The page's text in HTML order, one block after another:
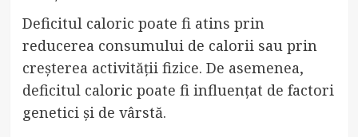
Deficitul caloric poate fi atins prin
reducerea consumului de calorii sau prin
creșterea activității fizice. De asemenea,
deficitul caloric poate fi influențat de factori
genetici și de vârstă.